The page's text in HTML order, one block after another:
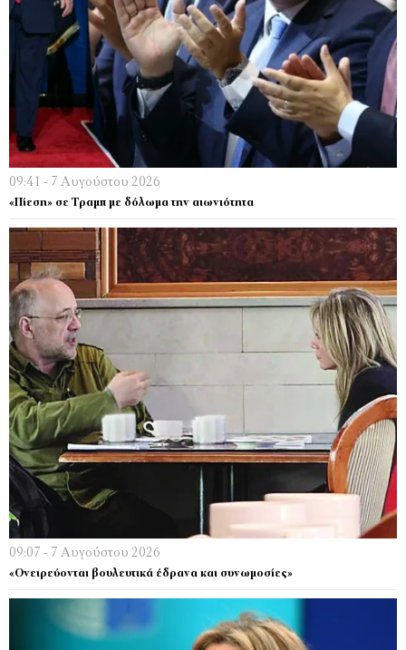
09:41 - 7 Αυγούστου 2026
«Πίεση» σε Τραμπ με δόλωμα την αιωνιότητα
09:07 - 7 Αυγούστου 2026
«Ονειρεύονται βουλευτικά έδρανα και συνωμοσίες»